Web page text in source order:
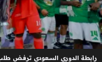
رابطة الدوري السعودي ترفض طلب